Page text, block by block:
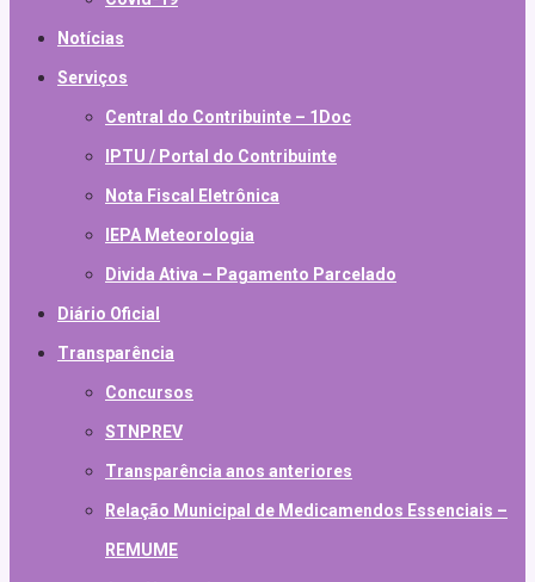
Notícias
Serviços
Central do Contribuinte – 1Doc
IPTU / Portal do Contribuinte
Nota Fiscal Eletrônica
IEPA Meteorologia
Divida Ativa – Pagamento Parcelado
Diário Oficial
Transparência
Concursos
STNPREV
Transparência anos anteriores
Relação Municipal de Medicamendos Essenciais –
REMUME